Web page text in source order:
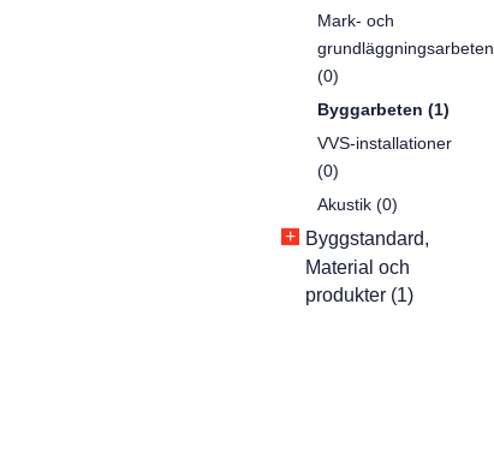
Mark- och
grundläggningsarbeten
(0)
Byggarbeten (1)
VVS-installationer
(0)
Akustik (0)
+ Byggstandard,
Material och
produkter (1)